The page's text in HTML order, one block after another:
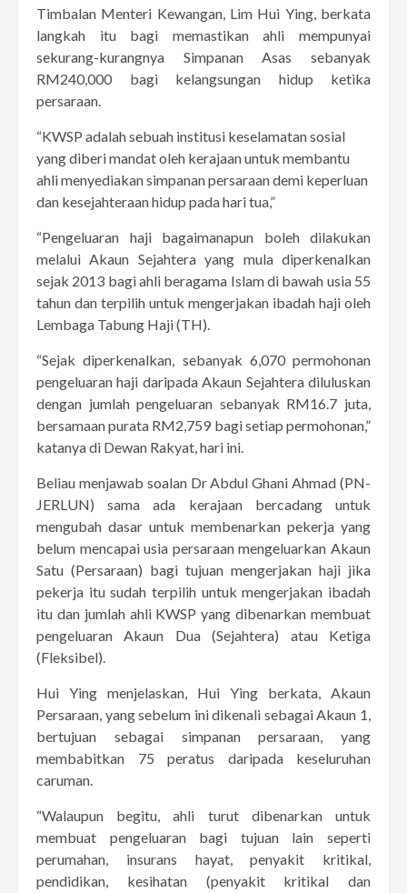
Timbalan Menteri Kewangan, Lim Hui Ying, berkata
langkah itu bagi memastikan ahli mempunyai
sekurang-kurangnya Simpanan Asas sebanyak
RM240,000 bagi kelangsungan hidup ketika
persaraan.
“KWSP adalah sebuah institusi keselamatan sosial
yang diberi mandat oleh kerajaan untuk membantu
ahli menyediakan simpanan persaraan demi keperluan
dan kesejahteraan hidup pada hari tua,”
“Pengeluaran haji bagaimanapun boleh dilakukan
melalui Akaun Sejahtera yang mula diperkenalkan
sejak 2013 bagi ahli beragama Islam di bawah usia 55
tahun dan terpilih untuk mengerjakan ibadah haji oleh
Lembaga Tabung Haji (TH).
“Sejak diperkenalkan, sebanyak 6,070 permohonan
pengeluaran haji daripada Akaun Sejahtera diluluskan
dengan jumlah pengeluaran sebanyak RM16.7 juta,
bersamaan purata RM2,759 bagi setiap permohonan,”
katanya di Dewan Rakyat, hari ini.
Beliau menjawab soalan Dr Abdul Ghani Ahmad (PN-
JERLUN) sama ada kerajaan bercadang untuk
mengubah dasar untuk membenarkan pekerja yang
belum mencapai usia persaraan mengeluarkan Akaun
Satu (Persaraan) bagi tujuan mengerjakan haji jika
pekerja itu sudah terpilih untuk mengerjakan ibadah
itu dan jumlah ahli KWSP yang dibenarkan membuat
pengeluaran Akaun Dua (Sejahtera) atau Ketiga
(Fleksibel).
Hui Ying menjelaskan, Hui Ying berkata, Akaun
Persaraan, yang sebelum ini dikenali sebagai Akaun 1,
bertujuan sebagai simpanan persaraan, yang
membabitkan 75 peratus daripada keseluruhan
caruman.
“Walaupun begitu, ahli turut dibenarkan untuk
membuat pengeluaran bagi tujuan lain seperti
perumahan, insurans hayat, penyakit kritikal,
pendidikan, kesihatan (penyakit kritikal dan